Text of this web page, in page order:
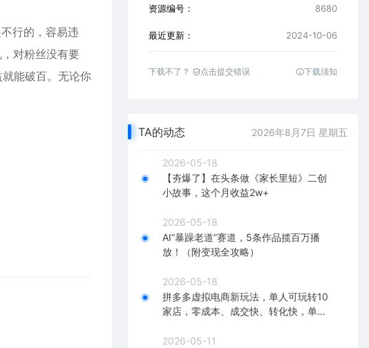
行的，容易违
对粉丝没有要
能破百。无论你
资源编号： 8680
最近更新： 2024-10-06
下载不了？ 点击提交错误 下载须知
TA的动态 2026年8月7日 星期五
2026-05-18
【夯爆了】在头条做《家长里短》二创
小故事，这个月收益2w+
2026-05-18
AI“暴躁老道”赛道，5条作品揽百万播
放！（附变现全攻略）
2026-05-18
拼多多虚拟电商新玩法，单人可玩转10
家店，零成本、成交快、转化快，单店
2026-05-11